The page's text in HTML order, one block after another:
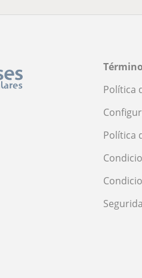
Política
Política